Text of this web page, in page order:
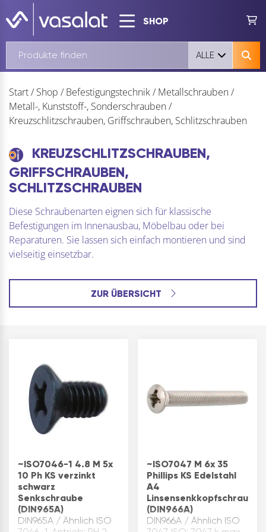
SHOP
ALLE
Start/ Shop / Befestigungstechnik/ Metallschrauben/
Metall-, Kunststoff-, Sonderschrauben/
Kreuzschlitzschrauben, Griffschrauben, Schlitzschrauben
KREUZSCHLITZSCHRAUBEN,
GRIFFSCHRAUBEN,
SCHLITZSCHRAUBEN
Diese Schraubenarten eignen sich für klassische
Befestigungen im Innenausbau, Möbelbau oder bei
Reparaturen. Sie lassen sich einfach montieren und sind
vielseitig einsetzbar.
ZUR ÜBERSICHT
~ISO7046-1 4.8 M 5x
10 Ph KS verzinkt
schwarz
Senkschraube
(DIN965A)
DIN965A / Ähnlich ISO
~ISO7047 M 6x 35
Phillips KS Edelstahl
A4
Linsensenkkopfschraube
(DIN966A)
DIN966A / Ähnlich ISO